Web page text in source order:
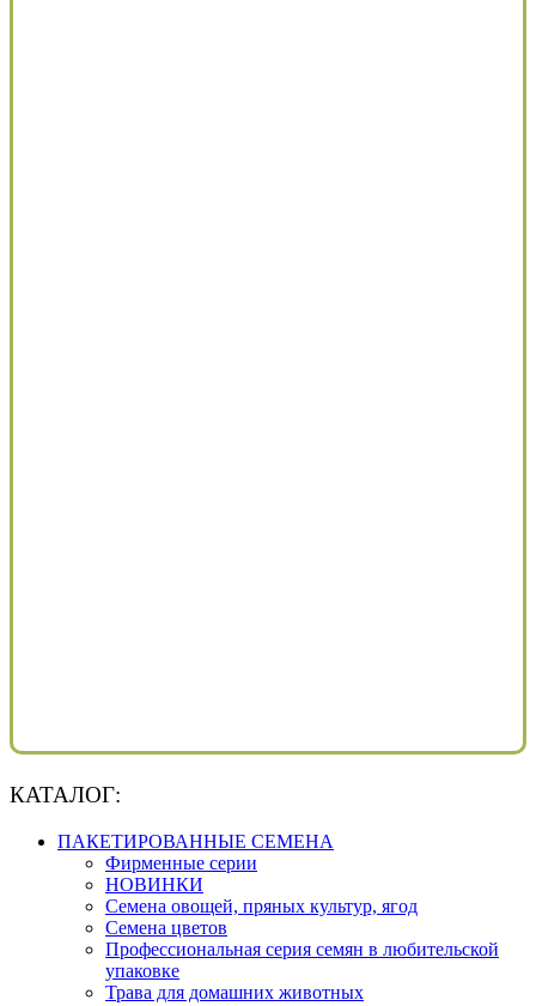
КАТАЛОГ:
ПАКЕТИРОВАННЫЕ СЕМЕНА
Фирменные серии
НОВИНКИ
Семена овощей, пряных культур, ягод
Семена цветов
Профессиональная серия семян в любительской
упаковке
Трава для домашних животных